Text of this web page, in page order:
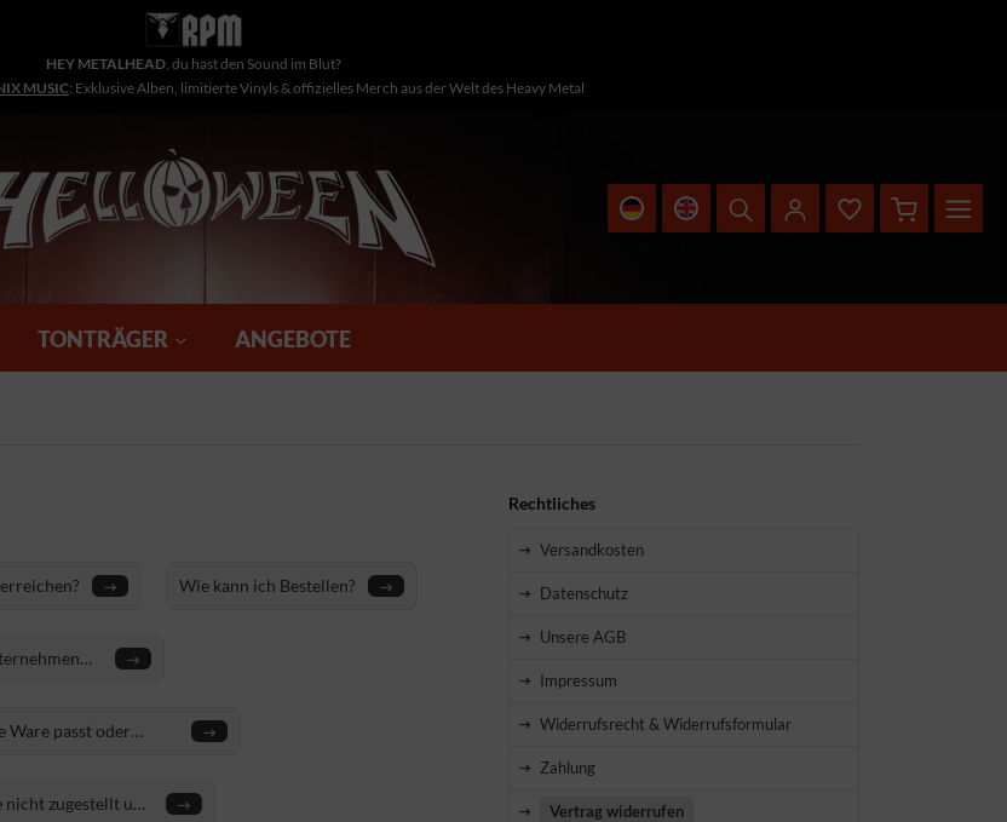
HEY METALHEAD, du hast den Sound im Blut?
MUSIC: Exklusive Alben, limitierte Vinyls & offizielles Merch aus der Welt des Heavy Metal
TONTRÄGER ANGEBOTE
Wie kann ich Bestellen?
Ware passt oder
zugestellt und
Rechtliches
Versandkosten
Datenschutz
Unsere AGB
Impressum
Widerrufsrecht & Widerrufsformular
Zahlung
Vertrag widerrufen